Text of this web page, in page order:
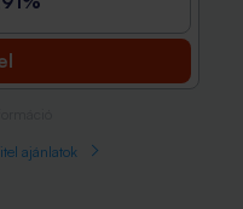
ajánlatok